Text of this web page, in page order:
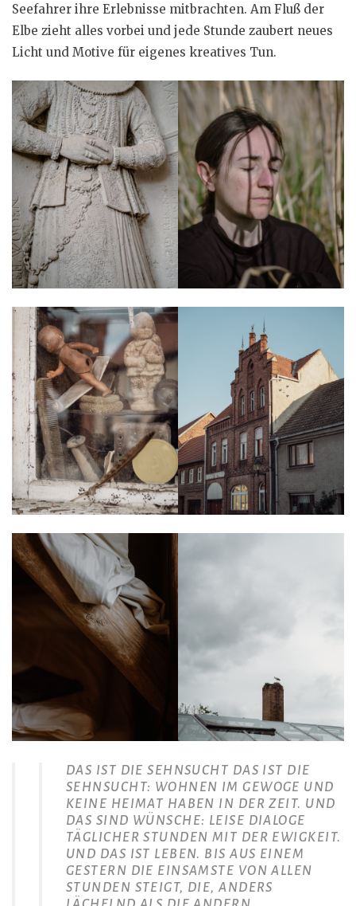
Seefahrer ihre Erlebnisse mitbrachten. Am Fluß der
Elbe zieht alles vorbei und jede Stunde zaubert neues
Licht und Motive für eigenes kreatives Tun.
DAS IST DIE SEHNSUCHT DAS IST DIE
SEHNSUCHT: WOHNEN IM GEWOGE UND
KEINE HEIMAT HABEN IN DER ZEIT. UND
DAS SIND WÜNSCHE: LEISE DIALOGE
TÄGLICHER STUNDEN MIT DER EWIGKEIT.
UND DAS IST LEBEN. BIS AUS EINEM
GESTERN DIE EINSAMSTE VON ALLEN
STUNDEN STEIGT, DIE, ANDERS